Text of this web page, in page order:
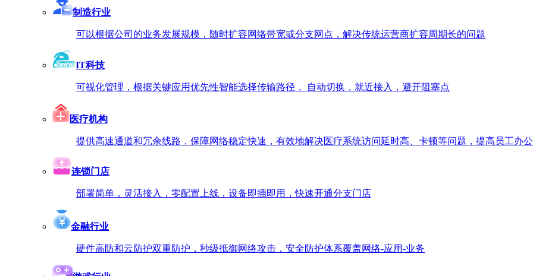
制造行业
可以根据公司的业务发展规模，随时扩容网络带宽或分支网点，解决传统运营商扩容周期长的问题
IT科技
可视化管理，根据关键应用优先性智能选择传输路径， 自动切换，就近接入，避开阻塞点
医疗机构
提供高速通道和冗余线路，保障网络稳定快速，有效地解决医疗系统访问延时高、卡顿等问题，提高员工办
连锁门店
部署简单，灵活接入，零配置上线，设备即插即用，快速开通分支门店
金融行业
硬件高防和云防护双重防护，秒级抵御网络攻击，安全防护体系覆盖网络-应用-业务